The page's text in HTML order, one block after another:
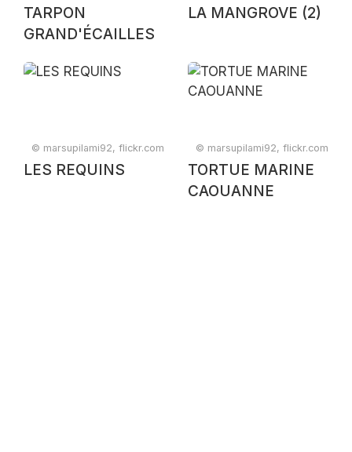
TARPON
GRAND'ÉCAILLES
LA MANGROVE (2)
© marsupilami92, flickr.com
LES REQUINS
© marsupilami92, flickr.com
TORTUE MARINE
CAOUANNE